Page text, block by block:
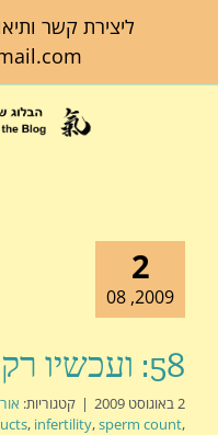
ליצירת קשר
2
2009, 08
58: ועכשיו רק הבנים!!!
2 באוגוסט 2009 | קטגוריות:
, infertility,sperm count,